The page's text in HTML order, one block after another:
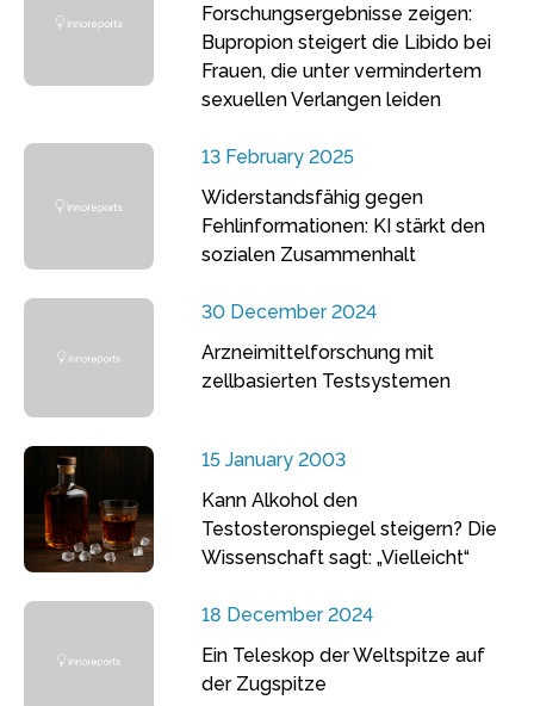
Forschungsergebnisse zeigen:
Bupropion steigert die Libido bei
Frauen, die unter vermindertem
sexuellen Verlangen leiden
13 February 2025
Widerstandsfähig gegen
Fehlinformationen: KI stärkt den
sozialen Zusammenhalt
30 December 2024
Arzneimittelforschung mit
zellbasierten Testsystemen
15 January 2003
Kann Alkohol den
Testosteronspiegel steigern? Die
Wissenschaft sagt: „Vielleicht“
18 December 2024
Ein Teleskop der Weltspitze auf
der Zugspitze